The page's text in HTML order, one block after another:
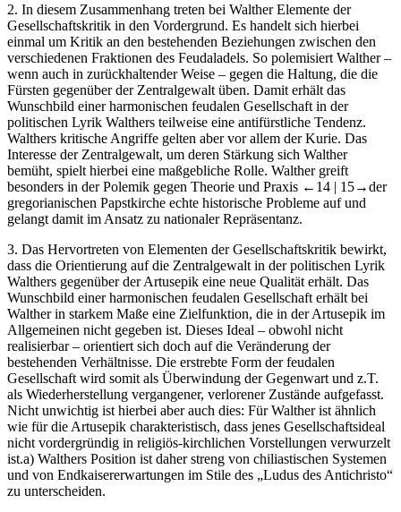
2. In diesem Zusammenhang treten bei Walther Elemente der
Gesellschaftskritik in den Vordergrund. Es handelt sich hierbei
einmal um Kritik an den bestehenden Beziehungen zwischen den
verschiedenen Fraktionen des Feudaladels. So polemisiert Walther –
wenn auch in zurückhaltender Weise – gegen die Haltung, die die
Fürsten gegenüber der Zentralgewalt üben. Damit erhält das
Wunschbild einer harmonischen feudalen Gesellschaft in der
politischen Lyrik Walthers teilweise eine antifürstliche Tendenz.
Walthers kritische Angriffe gelten aber vor allem der Kurie. Das
Interesse der Zentralgewalt, um deren Stärkung sich Walther
bemüht, spielt hierbei eine maßgebliche Rolle. Walther greift
besonders in der Polemik gegen Theorie und Praxis ←14 | 15→der
gregorianischen Papstkirche echte historische Probleme auf und
gelangt damit im Ansatz zu nationaler Repräsentanz.
3. Das Hervortreten von Elementen der Gesellschaftskritik bewirkt,
dass die Orientierung auf die Zentralgewalt in der politischen Lyrik
Walthers gegenüber der Artusepik eine neue Qualität erhält. Das
Wunschbild einer harmonischen feudalen Gesellschaft erhält bei
Walther in starkem Maße eine Zielfunktion, die in der Artusepik im
Allgemeinen nicht gegeben ist. Dieses Ideal – obwohl nicht
realisierbar – orientiert sich doch auf die Veränderung der
bestehenden Verhältnisse. Die erstrebte Form der feudalen
Gesellschaft wird somit als Überwindung der Gegenwart und z.T.
als Wiederherstellung vergangener, verlorener Zustände aufgefasst.
Nicht unwichtig ist hierbei aber auch dies: Für Walther ist ähnlich
wie für die Artusepik charakteristisch, dass jenes Gesellschaftsideal
nicht vordergründig in religiös-kirchlichen Vorstellungen verwurzelt
ist.a) Walthers Position ist daher streng von chiliastischen Systemen
und von Endkaisererwartungen im Stile des „Ludus des Antichristo“
zu unterscheiden.